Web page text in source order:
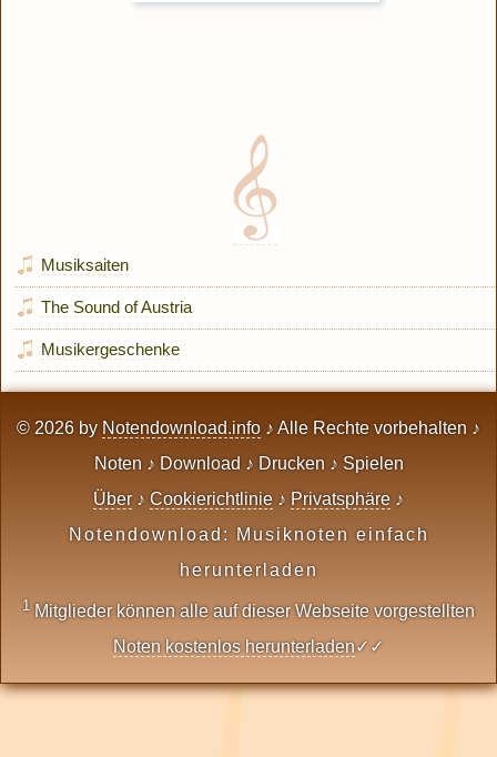
Musiksaiten
The Sound of Austria
Musikergeschenke
© 2026 by Notendownload.info ♪ Alle Rechte vorbehalten ♪
Noten ♪ Download ♪ Drucken ♪ Spielen
Über ♪ Cookierichtlinie ♪ Privatsphäre ♪
Notendownload: Musiknoten einfach
herunterladen
1 Mitglieder können alle auf dieser Webseite vorgestellten
Noten kostenlos herunterladen✓✓